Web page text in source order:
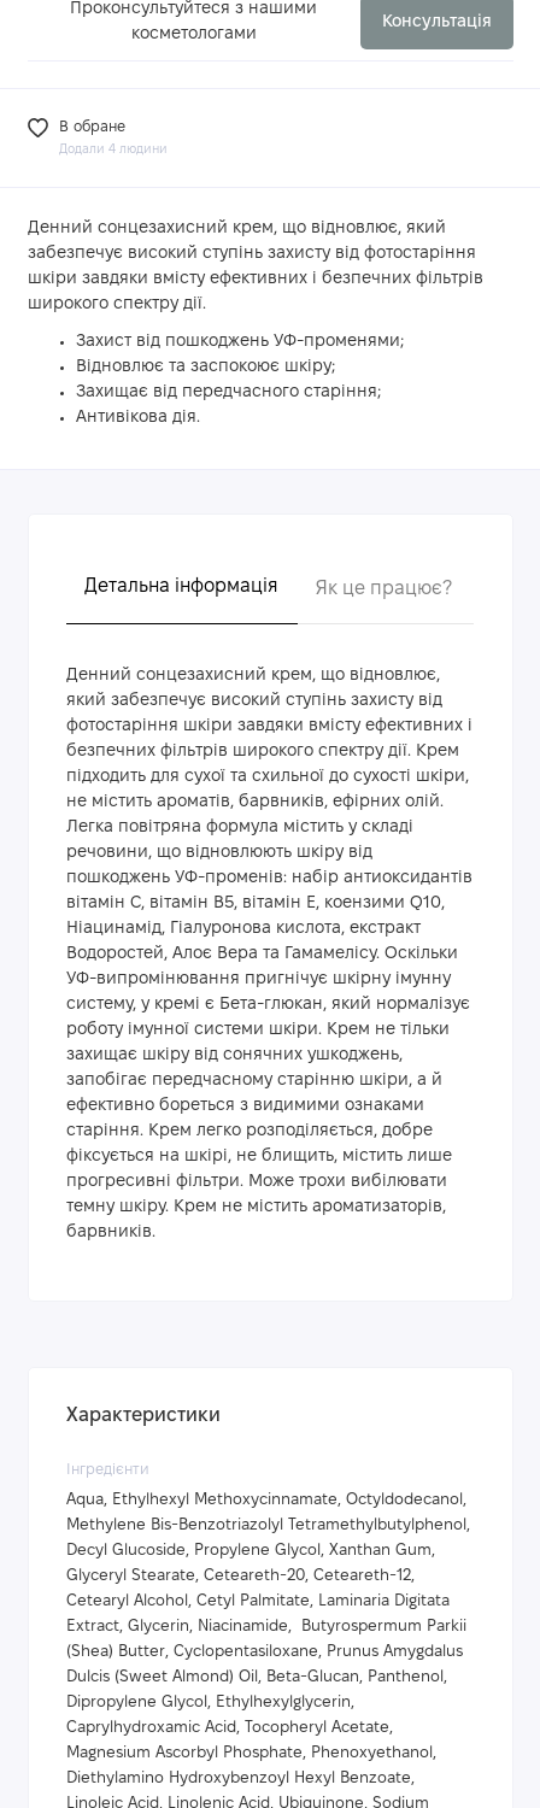
В обране
Додали 4 людини
Денний сонцезахисний крем, що відновлює, який
забезпечує високий ступінь захисту від фотостаріння
шкіри завдяки вмісту ефективних і безпечних фільтрів
широкого спектру дії.
Захист від пошкоджень УФ-променями;
Відновлює та заспокоює шкіру;
Захищає від передчасного старіння;
Антивікова дія.
Проконсультуйтеся з нашими
косметологами
Консультація
Детальна інформація Як це працює?
Денний сонцезахисний крем, що відновлює,
який забезпечує високий ступінь захисту від
фотостаріння шкіри завдяки вмісту ефективних і
безпечних фільтрів широкого спектру дії. Крем
підходить для сухої та схильної до сухості шкіри,
не містить ароматів, барвників, ефірних олій.
Легка повітряна формула містить у складі
речовини, що відновлюють шкіру від
пошкоджень УФ-променів: набір антиоксидантів
вітамін С, вітамін В5, вітамін Е, коензими Q10,
Ніацинамід, Гіалуронова кислота, екстракт
Водоростей, Алоє Вера та Гамамелісу. Оскільки
УФ-випромінювання пригнічує шкірну імунну
систему, у кремі є Бета-глюкан, який нормалізує
роботу імунної системи шкіри. Крем не тільки
захищає шкіру від сонячних ушкоджень,
запобігає передчасному старінню шкіри, а й
ефективно бореться з видимими ознаками
старіння. Крем легко розподіляється, добре
фіксується на шкірі, не блищить, містить лише
прогресивні фільтри. Може трохи вибілювати
темну шкіру. Крем не містить ароматизаторів,
барвників.
Характеристики
Інгредієнти
Aqua, Ethylhexyl Methoxycinnamate, Octyldodecanol,
Methylene Bis-Benzotriazolyl Tetramethylbutylphenol,
Decyl Glucoside, Propylene Glycol, Xanthan Gum,
Glyceryl Stearate, Ceteareth-20, Ceteareth-12,
Cetearyl Alcohol, Cetyl Palmitate, Laminaria Digitata
Extract, Glycerin, Niacinamide, Butyrospermum Parkii
(Shea) Butter, Cyclopentasiloxane, Prunus Amygdalus
Dulcis (Sweet Almond) Oil, Beta-Glucan, Panthenol,
Dipropylene Glycol, Ethylhexylglycerin,
Caprylhydroxamic Acid, Tocopheryl Acetate,
Magnesium Ascorbyl Phosphate, Phenoxyethanol,
Diethylamino Hydroxybenzoyl Hexyl Benzoate,
Linoleic Acid, Linolenic Acid, Ubiquinone, Sodium